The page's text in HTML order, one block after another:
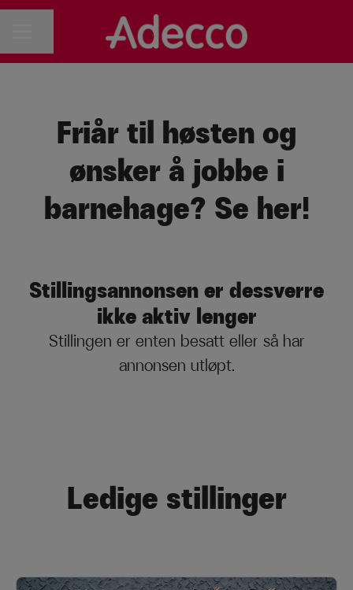
Friår til høsten og
ønsker å jobbe i
barnehage? Se her!
Stillingsannonsen er dessverre
ikke aktiv lenger
Stillingen er enten besatt eller så har
annonsen utløpt.
Ledige stillinger